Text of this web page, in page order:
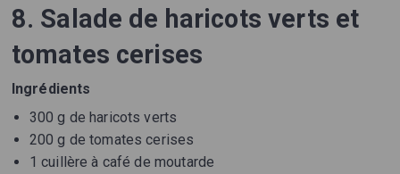
8. Salade de haricots verts et
tomates cerises
Ingrédients
300 g de haricots verts
200 g de tomates cerises
1 cuillère à café de moutarde